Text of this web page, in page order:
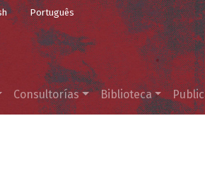
Pasar al contenido principal
Português
Consultorías Biblioteca